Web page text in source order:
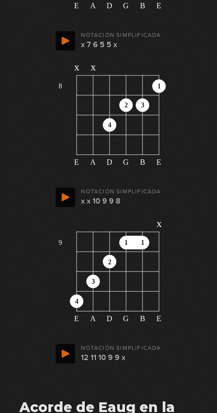
E A D G B E
NOTACIÓN SIMPLIFICADA
x 7 6 5 5 x
8
E A D G B E
x x
4
2 3
1
NOTACIÓN SIMPLIFICADA
x x 10 9 9 8
9
E A D G B E
1 1
4
3
2
x
NOTACIÓN SIMPLIFICADA
12 11 10 9 9 x
Acorde de Eaug en la